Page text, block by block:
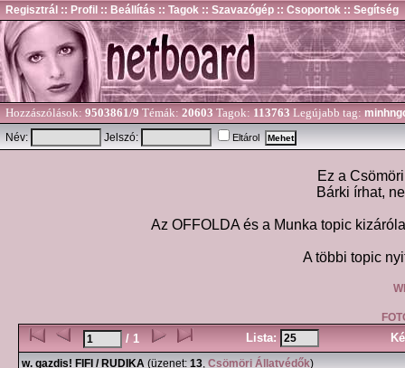
Regisztrál :: Profil :: Beállítás :: Tagok :: Szavazógép :: Csoportok :: Segítség
Hozzászólások: 9503861/9 Témák: 20603 Tagok: 113763 Legújabb tag:
Név:
Jelszó: Eltárol
Ez a
Bárki írhat,
Az OFFOLDA és a Munka topic
A többi topic
/ 1 Lista:
w. gazdis! FIFI / RUDIKA (üzenet: 13, Csömöri Állatvédők)